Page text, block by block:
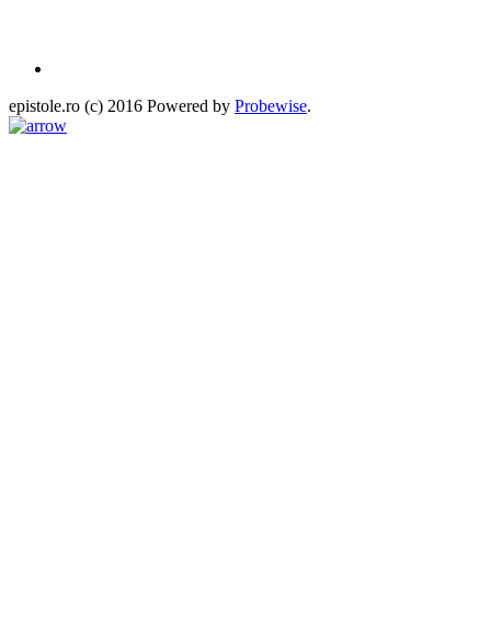
epistole.ro (c) 2016 Powered by Probewise.